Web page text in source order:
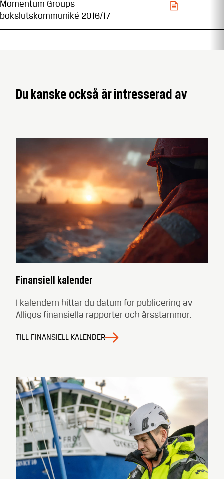
Momentum Groups
bokslutskommuniké 2016/17
Du kanske också är intresserad av
Finansiell kalender
I kalendern hittar du datum för publicering av
Alligos finansiella rapporter och årsstämmor.
TILL FINANSIELL KALENDER